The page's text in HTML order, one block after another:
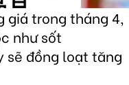
giá trong tháng 4,
như sốt
sẽ đồng loạt tăng